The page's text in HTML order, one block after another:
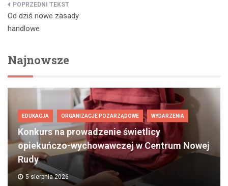
Nawigacja
wpisu
Od dziś nowe zasady
handlowe
Najnowsze
EDUKACJA ORGANIZACJE POZARZĄDOWE WYDARZENIA
Konkurs na prowadzenie świetlicy
opiekuńczo-wychowawczej w Centrum Nowej
Rudy
5 sierpnia 2026